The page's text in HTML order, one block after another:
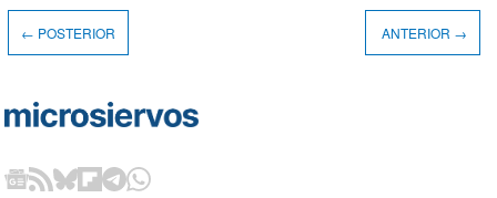
← POSTERIOR ANTERIOR →